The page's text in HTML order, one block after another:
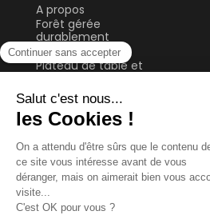
A propos
Forêt gérée
durablement
Guide & Conseils
Plateau de table et
Sol
Tablette et étagère
Tasseau, planche et